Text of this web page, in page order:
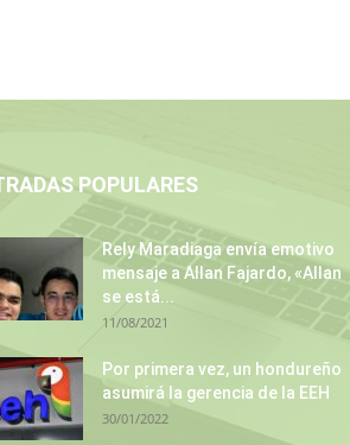
POPULARES
Rely Maradiaga envía emotivo
mensaje a Allan Fajardo, «Allan
se está...
11/08/2021
Por primera vez, un hondureño
asumirá la gerencia de la EEH
30/01/2022